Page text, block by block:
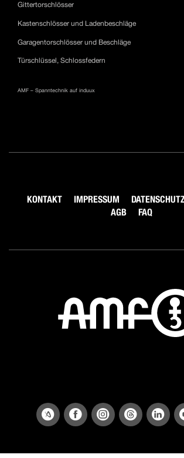
Gittertorschlösser
Kastenschlösser und Ladenbeschläge
Garagentorschlösser und Beschläge
Türschlüssel, Schlossfedern
AMF – Spanntechnik auf induux
KONTAKT IMPRESSUM
AGB
FAQ